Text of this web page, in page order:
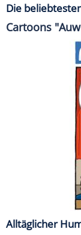
Die
Cartoons
Alltäglicher